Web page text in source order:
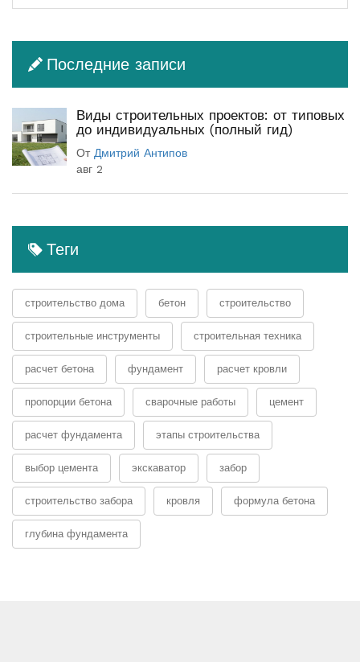
Последние записи
Виды строительных проектов: от типовых
до индивидуальных (полный гид)
От Дмитрий Антипов
авг 2
Теги
строительство дома бетон строительство
строительные инструменты строительная техника
расчет бетона фундамент расчет кровли
пропорции бетона сварочные работы цемент
расчет фундамента этапы строительства
выбор цемента экскаватор забор
строительство забора кровля формула бетона
глубина фундамента